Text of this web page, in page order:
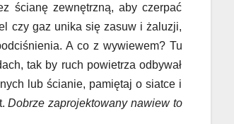
ścianę zewnętrzną, aby czerpać
czy gaz unika się zasuw i żaluzji,
A co z wywiewem? Tu
tak by ruch powietrza odbywał
lub ścianie, pamiętaj o siatce i
Dobrze zaprojektowany nawiew to